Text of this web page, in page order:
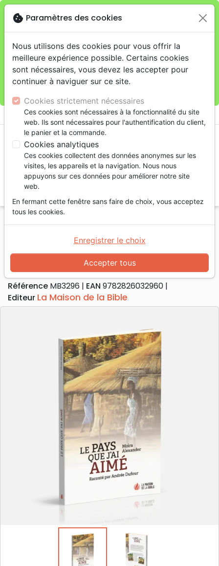
Je veux retirer ma commande au 4, rue Audubon
(Gare de Lyon), Parisclose
warningCette boutique en ligne est limitée au retrait en
magasin.
Pour les livraisons à domicile, veuillez passer vos
commandes sur la boutique La Maison de la Bible
shopping_cart
Accueil Livres
Témoignages, biographies
Pays que j'ai aimé (Le)
Le Pays que j'ai aimé
Auteur :Moira Alexander
Référence MB3296 EAN 9782826032960
Editeur La Maison de la Bible
cookie Paramètres des cookies
Nous utilisons des cookies pour vous offrir la
meilleure expérience possible. Certains cookies
sont nécessaires, vous devez les accepter pour
continuer à naviguer sur ce site.
Cookies strictement nécessaires
Ces cookies sont nécessaires à la fonctionnalité du site
web. Ils sont nécessaires pour l'authentification du client,
le panier et la commande.
Cookies analytiques
Ces cookies collectent des données anonymes sur les
visites, les appareils et la navigation. Nous nous
appuyons sur ces données pour améliorer notre site
web.
En fermant cette fenêtre sans faire de choix, vous acceptez
tous les cookies.
Accepter tous
Enregistrer le choix